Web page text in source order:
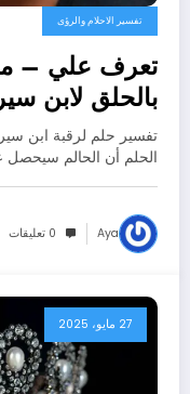
تفسير الاحلام والرؤى
تعرف علي –
بالحلق لابن
تفسير حلم لرقبة ابن
الحلم أن الحالم
Aya 0 تعليقات
27 مايو، 2025